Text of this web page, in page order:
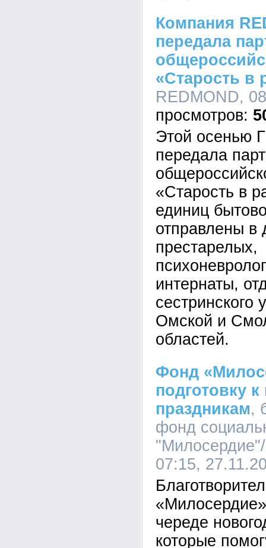
Компания
передала
«Старость в
REDMOND,
Этой осенью
передала
«Старость в
единиц
отправлены в
престарелых,
интернаты,
сестринского
Омской и
областей.
Фонд
подготовку
праздникам,
фонд
07:15,
«Милосердие»
череде
которые